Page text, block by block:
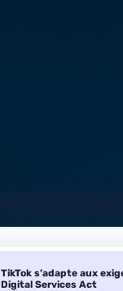
TikTok s’adapte aux
Digital Services Act